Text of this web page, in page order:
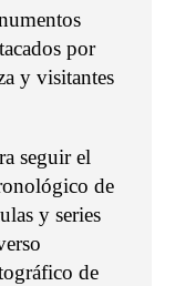
por
y visitantes
seguir el
de
y series
de